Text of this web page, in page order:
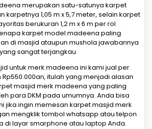
merupakan satu-satunya karpet
karpetnya 1,05 m x 5,7 meter, selain karpet
berukuran 1,2 m x 6 m per rol
karpet model madeena paling
di masjid ataupun mushola jawabannya
sangat terjangkau.
untuk merk madeena ini kami jual per
itulah yang menjadi alasan
masjid merk madeena yang paling
para DKM pada umumnya. Anda bisa
jika ingin memesan karpet masjid merk
mengklik tombol whatsapp atau telpon
di layar smarphone atau laptop Anda.